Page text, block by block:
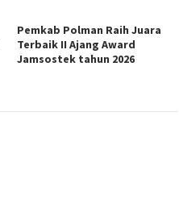
Pemkab Polman Raih Juara
Terbaik II Ajang Award
Jamsostek tahun 2026